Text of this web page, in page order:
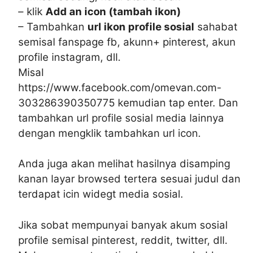
– klik Add an icon (tambah ikon)
– Tambahkan url ikon profile sosial sahabat
semisal fanspage fb, akunn+ pinterest, akun
profile instagram, dll.
Misal
https://www.facebook.com/omevan.com-
303286390350775 kemudian tap enter. Dan
tambahkan url profile sosial media lainnya
dengan mengklik tambahkan url icon.
Anda juga akan melihat hasilnya disamping
kanan layar browsed tertera sesuai judul dan
terdapat icin widegt media sosial.
Jika sobat mempunyai banyak akum sosial
profile semisal pinterest, reddit, twitter, dll.